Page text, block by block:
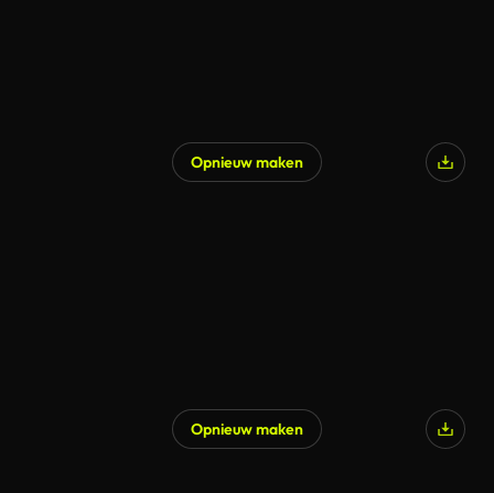
Opnieuw maken
Opnieuw maken